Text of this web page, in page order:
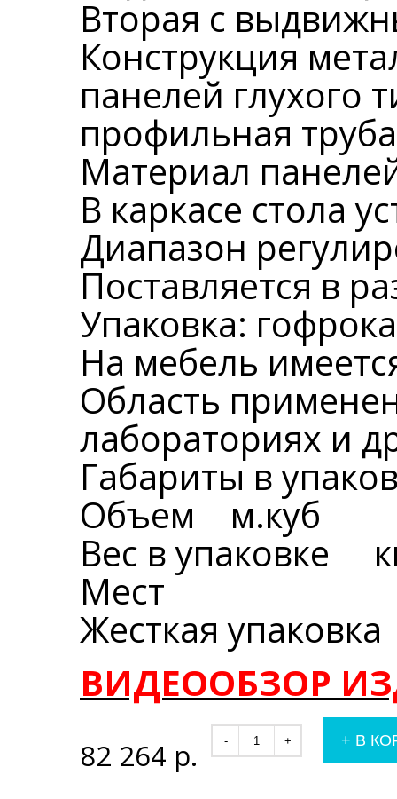
Вторая с
Конструкция
панелей глухого
профильная
Материал
В каркасе стола
Диапазон
Поставляется в
Упаковка:
На мебель
Область
лабораториях и
Габариты в
Объем м.куб
Вес в упаковке
Мест
Жесткая
ВИДЕООБЗОР
82 264 р. - + + В